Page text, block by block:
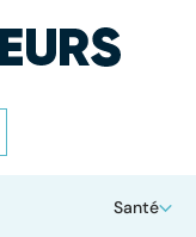
Santé